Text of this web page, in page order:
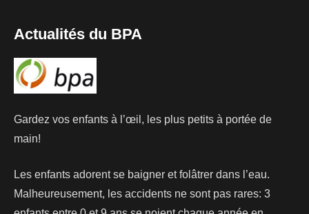
Actualités du BPA
Gardez vos enfants à l’œil, les plus petits à portée de
main!
Les enfants adorent se baigner et folâtrer dans l’eau.
Malheureusement, les accidents ne sont pas rares: 3